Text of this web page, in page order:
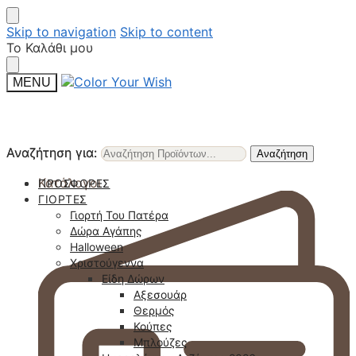
Skip to navigation Skip to content
Το Καλάθι μου
MENU
Αναζήτηση για: Αναζήτηση
Κατάλογοι
Αναζήτηση για: Αναζήτηση
ΠΡΟΣΦΟΡΈΣ
ΓΙΟΡΤΈΣ
Γιορτή Του Πατέρα
Δώρα Αγάπης
Halloween
Χριστούγεννα
Είδη Δώρων
Αξεσουάρ
Θερμός
Κούπες
Μπλούζες